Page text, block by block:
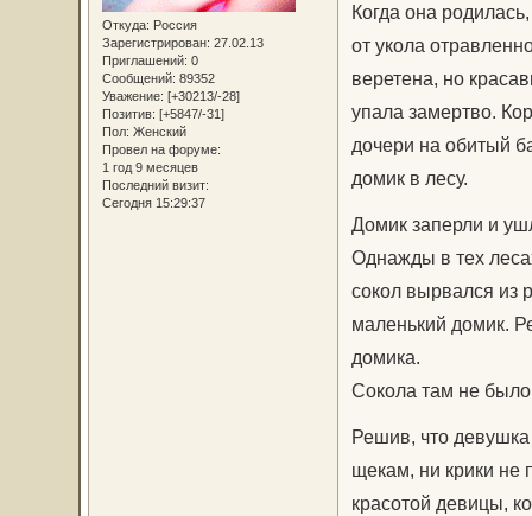
Откуда: Россия
Зарегистрирован: 27.02.13
Приглашений: 0
Сообщений: 89352
Уважение: [+30213/-28]
Позитив: [+5847/-31]
Пол: Женский
Провел на форуме:
1 год 9 месяцев
Последний визит:
Сегодня 15:29:37
Когда она
от укола
веретена, но
упала замертво.
дочери на обитый
домик в лесу.
Домик заперли и
Однажды в тех
сокол вырвался из
маленький домик.
домика.
Сокола там не
Решив, что девушка
щекам, ни крики не
красотой девицы,